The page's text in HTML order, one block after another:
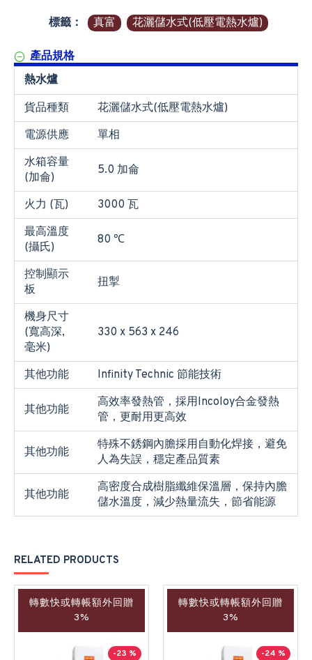
標籤： 真富 花灑儲水式(低壓電熱水爐)
產品規格
熱水爐
貨品種類
花灑儲水式(低壓電熱水爐)
電源供應
單相
水箱容量
(加侖)
5.0 加侖
火力 (瓦)
3000 瓦
最高溫度
(攝氏)
80 ℃
控制顯示
板
扭掣
機身尺寸
(寬高深,
毫米)
330 x 563 x 246
其他功能 Infinity Technic 節能技術
其他功能
高效率發熱管，採用Incoloy合金發熱
管，更耐用更高效
其他功能
特殊不銹鋼內膽採用自動化焊接，避免
人為失誤，穩定產品質素
其他功能
高密度合成樹脂纖維保溫層，保持內膽
儲水溫度，減少熱量流失，節省能源
RELATED PRODUCTS
轉數快或轉帳額外回贈
3%
-23 %
轉數快或轉帳額外回贈
3%
-24 %